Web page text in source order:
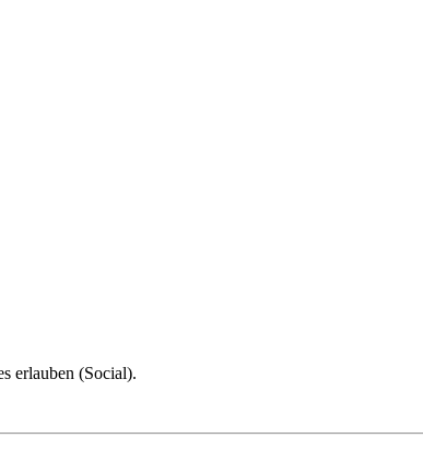
erlauben (Social).